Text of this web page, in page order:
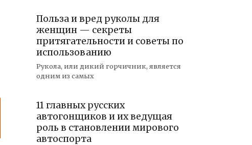
Польза и вред руколы для
женщин — секреты
притягательности и советы по
использованию
Рукола, или дикий горчичник, является
одним из самых
11 главных русских
автогонщиков и их ведущая
роль в становлении мирового
автоспорта